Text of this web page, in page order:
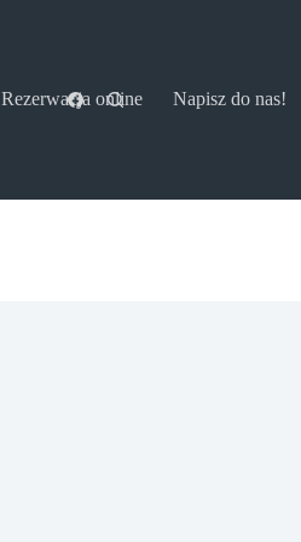
Rezerwacja online Napisz do nas!